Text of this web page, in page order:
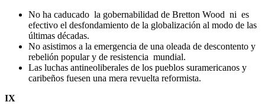
No ha caducado la gobernabilidad de Bretton Wood ni es
efectivo el desfondamiento de la globalización al modo de las
últimas décadas.
No asistimos a la emergencia de una oleada de descontento y
rebelión popular y de resistencia mundial.
Las luchas antineoliberales de los pueblos suramericanos y
caribeños fuesen una mera revuelta reformista.
IX